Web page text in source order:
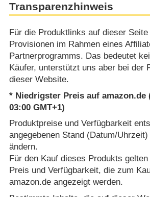
Transparenzhinweis
Für die Produktlinks auf dieser
Provisionen im Rahmen eines
Partnerprogramms. Das bedeutet
Käufer, unterstützt uns aber bei der
dieser Website.
* Niedrigster Preis auf amazon.de
03:00 GMT+1)
Produktpreise und Verfügbarkeit
angegebenen Stand (Datum/
ändern.
Für den Kauf dieses Produkts
Preis und Verfügbarkeit, die zum
amazon.de angezeigt werden.